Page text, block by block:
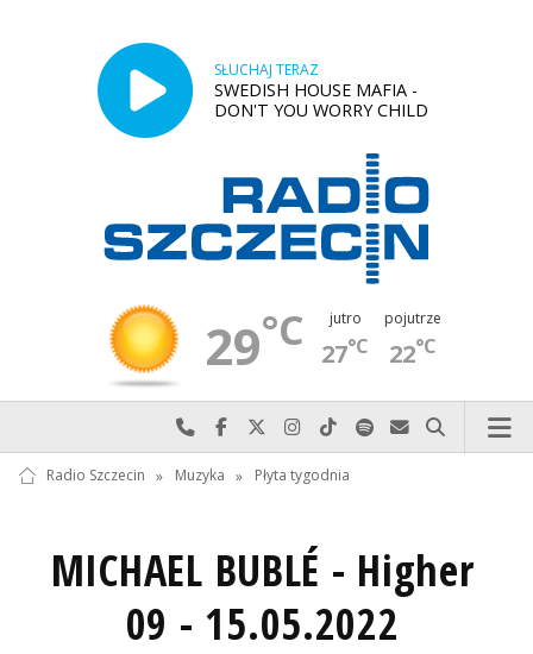
SŁUCHAJ TERAZ
SWEDISH HOUSE MAFIA -
DON'T YOU WORRY CHILD
29°C jutro
27°C
pojutrze
22°C
Najlepiej po prostu do nas zadzwoń
Odwiedź nas na Facebook-u
Odwiedź nas na X
Odwiedź nas na Instagram-ie
Odwiedź nas na TikTok-u
Szukaj nas na Spotify
Wyślij do nas
Szukaj
Radio Szczecin » Muzyka » Płyta tygodnia
MICHAEL BUBLÉ - Higher
09 - 15.05.2022